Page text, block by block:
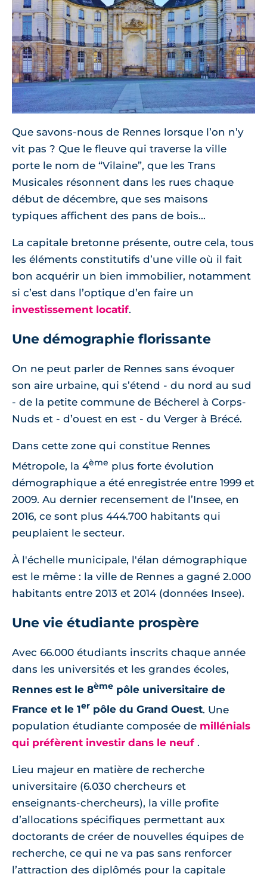
Que savons-nous de Rennes lorsque l’on n’y
vit pas ? Que le fleuve qui traverse la ville
porte le nom de “Vilaine”, que les Trans
Musicales résonnent dans les rues chaque
début de décembre, que ses maisons
typiques affichent des pans de bois...
La capitale bretonne présente, outre cela, tous
les éléments constitutifs d’une ville où il fait
bon acquérir un bien immobilier, notamment
si c’est dans l’optique d’en faire un
investissement locatif.
Une démographie florissante
On ne peut parler de Rennes sans évoquer
son aire urbaine, qui s’étend - du nord au sud
- de la petite commune de Bécherel à Corps-
Nuds et - d’ouest en est - du Verger à Brécé.
Dans cette zone qui constitue Rennes
Métropole, la 4ème plus forte évolution
démographique a été enregistrée entre 1999 et
2009. Au dernier recensement de l’Insee, en
2016, ce sont plus 444.700 habitants qui
peuplaient le secteur.
À l'échelle municipale, l'élan démographique
est le même : la ville de Rennes a gagné 2.000
habitants entre 2013 et 2014 (données Insee).
Une vie étudiante prospère
Avec 66.000 étudiants inscrits chaque année
dans les universités et les grandes écoles,
Rennes est le 8ème pôle universitaire de
France et le 1er pôle du Grand Ouest. Une
population étudiante composée de millénials
qui préfèrent investir dans le neuf .
Lieu majeur en matière de recherche
universitaire (6.030 chercheurs et
enseignants-chercheurs), la ville profite
d’allocations spécifiques permettant aux
doctorants de créer de nouvelles équipes de
recherche, ce qui ne va pas sans renforcer
l’attraction des diplômés pour la capitale